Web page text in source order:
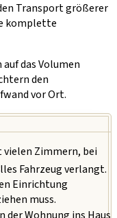
Transport größerer
komplette
das Volumen
den
vor Ort.
Zimmern, bei
Fahrzeug verlangt.
Einrichtung
muss.
der Wohnung ins Haus